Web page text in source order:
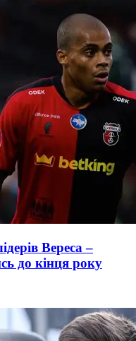
Вереса –
до кінця року